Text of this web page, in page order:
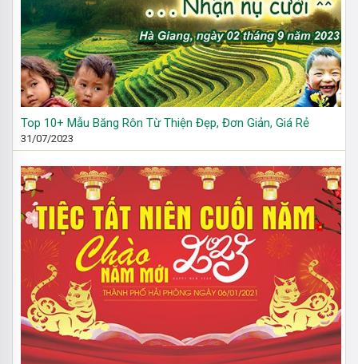
Top 10+ Mẫu Băng Rôn Từ Thiện Đẹp, Đơn Giản, Giá Rẻ
31/07/2023